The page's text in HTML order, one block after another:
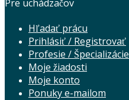
Pre uchádzačov
Hľadať prácu
Prihlásiť / Registrovať
Profesie / Špecializácie
Moje žiadosti
Moje konto
Ponuky e-mailom